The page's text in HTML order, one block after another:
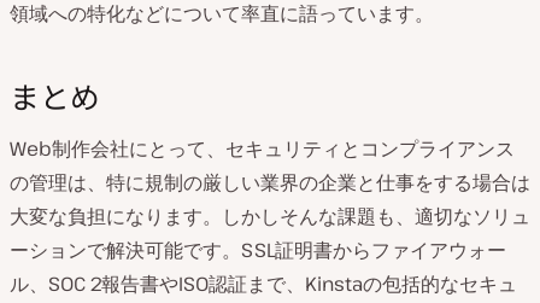
領域への特化などについて率直に語っています。
まとめ
Web制作会社にとって、セキュリティとコンプライアンス
の管理は、特に規制の厳しい業界の企業と仕事をする場合は
大変な負担になります。しかしそんな課題も、適切なソリュ
ーションで解決可能です。SSL証明書からファイアウォー
ル、SOC 2報告書やISO認証まで、Kinstaの包括的なセキュ